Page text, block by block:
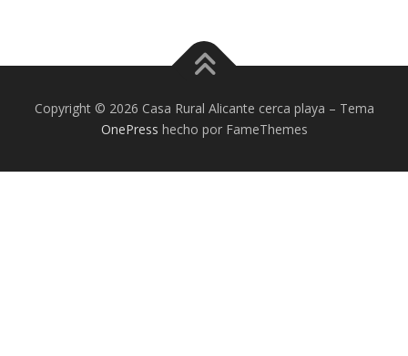
Copyright © 2026 Casa Rural Alicante cerca playa – Tema
OnePress hecho por FameThemes